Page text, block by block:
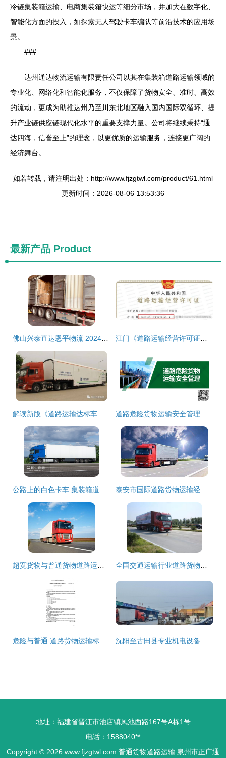
冷链集装箱运输、电商集装箱快运等细分市场，并加大在数字化、
智能化方面的投入，如探索无人驾驶卡车编队等前沿技术的应用场
景。
###
达州通达物流运输有限责任公司以其在集装箱道路运输领域的
专业化、网络化和智能化服务，不仅保障了货物安全、准时、高效
的流动，更成为助推达州乃至川东北地区融入国内国际双循环、提
升产业链供应链现代化水平的重要支撑力量。公司将继续秉持“通
达四海，信誉至上”的理念，以更优质的运输服务，连接更广阔的
经济舞台。
如若转载，请注明出处：http://www.fjzgtwl.com/product/61.html
更新时间：2026-08-06 13:53:36
最新产品 Product
地址：福建省晋江市池店镇凤池西路167号A栋1号
电话：1588040**
Copyright © 2026 www.fjzgtwl.com 普通货物道路运输 泉州市正广通